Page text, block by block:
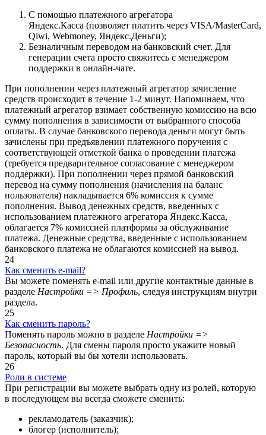
С помощью платежного агрегатора
Яндекс.Касса (позволяет платить через VISA/MasterCard,
Qiwi, Webmoney, Яндекс.Деньги);
Безналичным переводом на банковский счет. Для
генерации счета просто свяжитесь с менеджером
поддержки в онлайн-чате.
При пополнении через платежный агрегатор зачисление
средств происходит в течение 1-2 минут. Напоминаем, что
платежный агрегатор взимает собственную комиссию на всю
сумму пополнения в зависимости от выбранного способа
оплаты. В случае банковского перевода деньги могут быть
зачислены при предъявлении платежного поручения с
соответствующей отметкой банка о проведении платежа
(требуется предварительное согласование с менеджером
поддержки). При пополнении через прямой банковский
перевод на сумму пополнения (начисления на баланс
пользователя) накладывается 6% комиссия к сумме
пополнения. Вывод денежных средств, введенных с
использованием платежного агрегатора Яндекс.Касса,
облагается 7% комиссией платформы за обслуживание
платежа. Денежные средства, введенные с использованием
банковского платежа не облагаются комиссией на вывод.
24
Как сменить e-mail?
Вы можете поменять e-mail или другие контактные данные в
разделе Настройки => Профиль, следуя инструкциям внутри
раздела.
25
Как сменить пароль?
Поменять пароль можно в разделе Настройки =>
Безопасность. Для смены пароля просто укажите новый
пароль, который вы бы хотели использовать.
26
Роли в системе
При регистрации вы можете выбрать одну из ролей, которую
в последующем вы всегда сможете сменить:
рекламодатель (заказчик);
блогер (исполнитель);